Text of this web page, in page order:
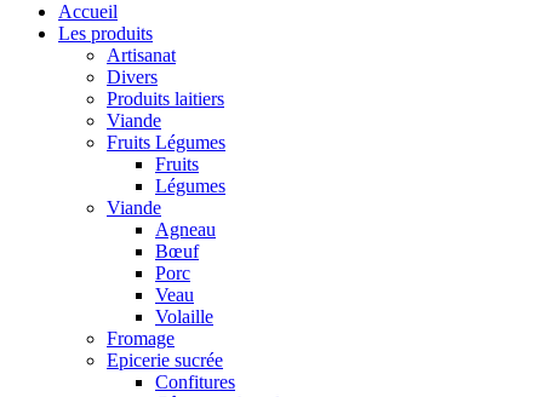
Accueil
Les produits
Artisanat
Divers
Produits laitiers
Viande
Fruits Légumes
Fruits
Légumes
Viande
Agneau
Bœuf
Porc
Veau
Volaille
Fromage
Epicerie sucrée
Confitures